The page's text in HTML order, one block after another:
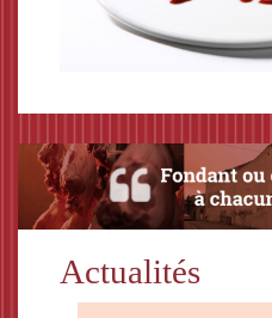
Actualités